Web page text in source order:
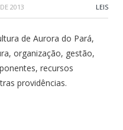
2013 LEIS
de Aurora do Pará,
organização, gestão,
recursos
providências.